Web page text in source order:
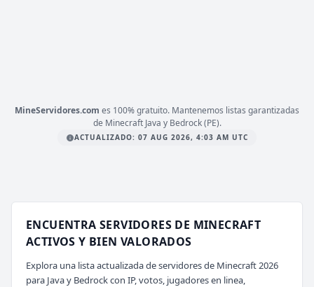
MineServidores.com es 100% gratuito. Mantenemos listas garantizadas
de Minecraft Java y Bedrock (PE).
ACTUALIZADO: 07 AUG 2026, 4:03 AM UTC
ENCUENTRA SERVIDORES DE MINECRAFT
ACTIVOS Y BIEN VALORADOS
Explora una lista actualizada de servidores de Minecraft 2026
para Java y Bedrock con IP, votos, jugadores en linea,